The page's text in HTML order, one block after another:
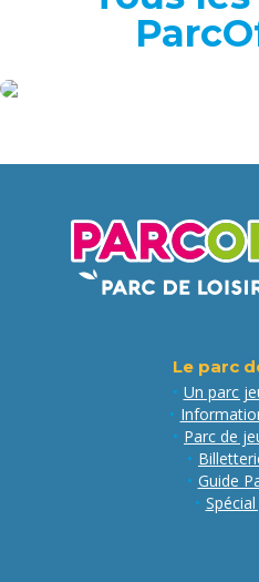
Espace
Le parc
Un parc
Parc de
Guide